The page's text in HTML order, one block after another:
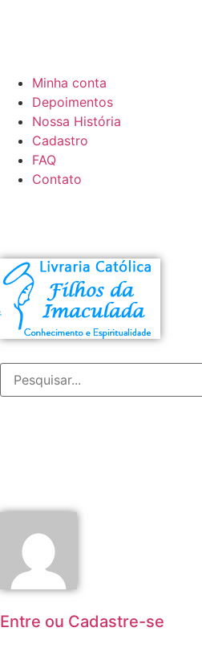
Minha conta
Depoimentos
Nossa História
Cadastro
FAQ
Contato
Entre ou Cadastre-se